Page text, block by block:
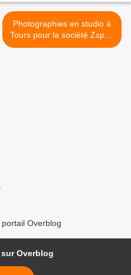
Photographies en studio à
Tours pour la société Zsport
>
Overblog
Overblog